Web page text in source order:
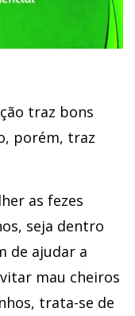
traz bons
porém, traz
as fezes
seja dentro
de ajudar a
mau cheiros
trata-se de